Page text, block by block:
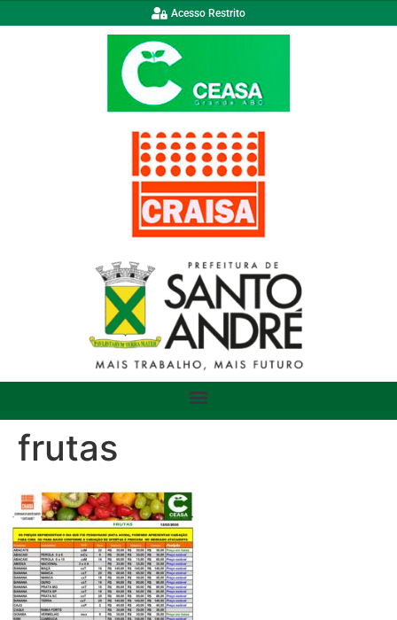
Acesso Restrito
frutas